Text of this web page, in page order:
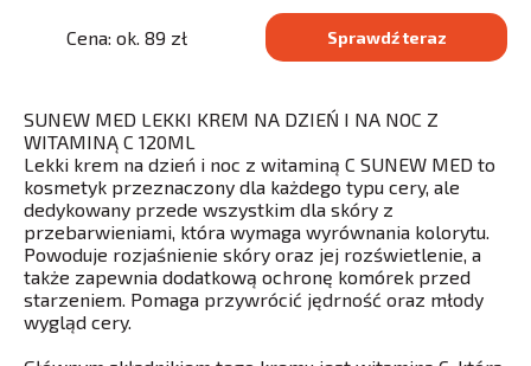
Cena: ok. 89 zł Sprawdź teraz
SUNEW MED LEKKI KREM NA DZIEŃ I NA NOC Z
WITAMINĄ C 120ML
Lekki krem na dzień i noc z witaminą C SUNEW MED to
kosmetyk przeznaczony dla każdego typu cery, ale
dedykowany przede wszystkim dla skóry z
przebarwieniami, która wymaga wyrównania kolorytu.
Powoduje rozjaśnienie skóry oraz jej rozświetlenie, a
także zapewnia dodatkową ochronę komórek przed
starzeniem. Pomaga przywrócić jędrność oraz młody
wygląd cery.